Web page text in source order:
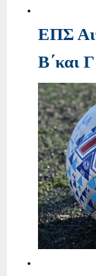
ΕΠΣ
Β΄και